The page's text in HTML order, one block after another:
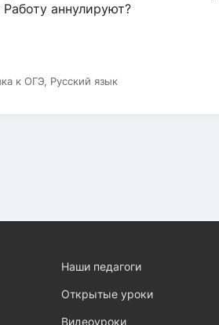
аннулируют?
к ОГЭ, Русский язык
Наши педагоги
Открытые уроки
Видеоуроки